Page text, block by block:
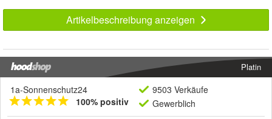
Artikelbeschreibung anzeigen
Platin
1a-Sonnenschutz24
100% positiv
9503 Verkäufe
Gewerblich